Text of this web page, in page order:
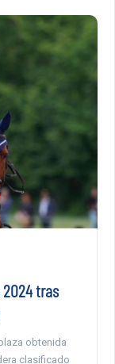
tras
obtenida
clasificado